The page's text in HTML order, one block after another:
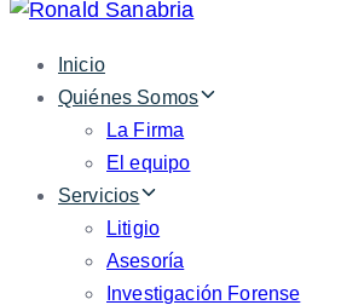
Inicio
Quiénes Somos
La Firma
El equipo
Servicios
Litigio
Asesoría
Investigación Forense